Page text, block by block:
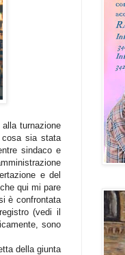
turnazione
sia stata
sindaco e
e del
qui mi pare
è confrontata
(vedi il
sono
della giunta